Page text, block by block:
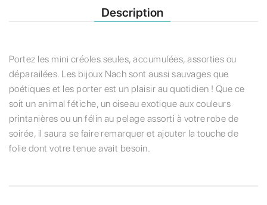
Description
Portez les mini créoles seules, accumulées, assorties ou
déparailées. Les bijoux Nach sont aussi sauvages que
poétiques et les porter est un plaisir au quotidien ! Que ce
soit un animal fétiche, un oiseau exotique aux couleurs
printanières ou un félin au pelage assorti à votre robe de
soirée, il saura se faire remarquer et ajouter la touche de
folie dont votre tenue avait besoin.